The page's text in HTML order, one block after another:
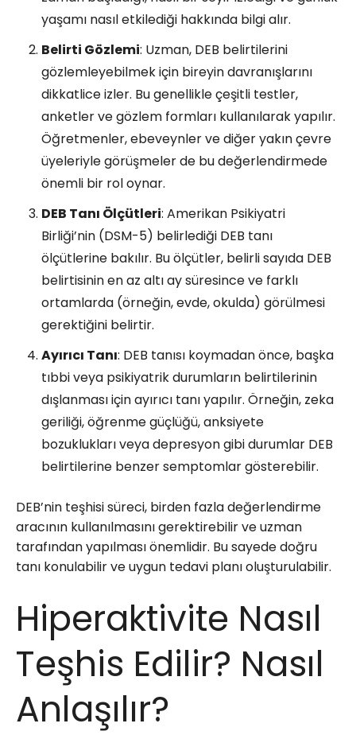
yaşamı nasıl etkilediği hakkında bilgi alır.
Belirti Gözlemi: Uzman, DEB belirtilerini
gözlemleyebilmek için bireyin davranışlarını
dikkatlice izler. Bu genellikle çeşitli testler,
anketler ve gözlem formları kullanılarak yapılır.
Öğretmenler, ebeveynler ve diğer yakın çevre
üyeleriyle görüşmeler de bu değerlendirmede
önemli bir rol oynar.
DEB Tanı Ölçütleri: Amerikan Psikiyatri
Birliği’nin (DSM-5) belirlediği DEB tanı
ölçütlerine bakılır. Bu ölçütler, belirli sayıda DEB
belirtisinin en az altı ay süresince ve farklı
ortamlarda (örneğin, evde, okulda) görülmesi
gerektiğini belirtir.
Ayırıcı Tanı: DEB tanısı koymadan önce, başka
tıbbi veya psikiyatrik durumların belirtilerinin
dışlanması için ayırıcı tanı yapılır. Örneğin, zeka
geriliği, öğrenme güçlüğü, anksiyete
bozuklukları veya depresyon gibi durumlar DEB
belirtilerine benzer semptomlar gösterebilir.
DEB’nin teşhisi süreci, birden fazla değerlendirme
aracının kullanılmasını gerektirebilir ve uzman
tarafından yapılması önemlidir. Bu sayede doğru
tanı konulabilir ve uygun tedavi planı oluşturulabilir.
Hiperaktivite Nasıl
Teşhis Edilir? Nasıl
Anlaşılır?